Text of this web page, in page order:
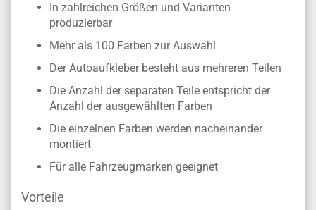
In zahlreichen Größen und Varianten
produzierbar
Mehr als 100 Farben zur Auswahl
Der Autoaufkleber besteht aus mehreren Teilen
Die Anzahl der separaten Teile entspricht der
Anzahl der ausgewählten Farben
Die einzelnen Farben werden nacheinander
montiert
Für alle Fahrzeugmarken geeignet
Vorteile